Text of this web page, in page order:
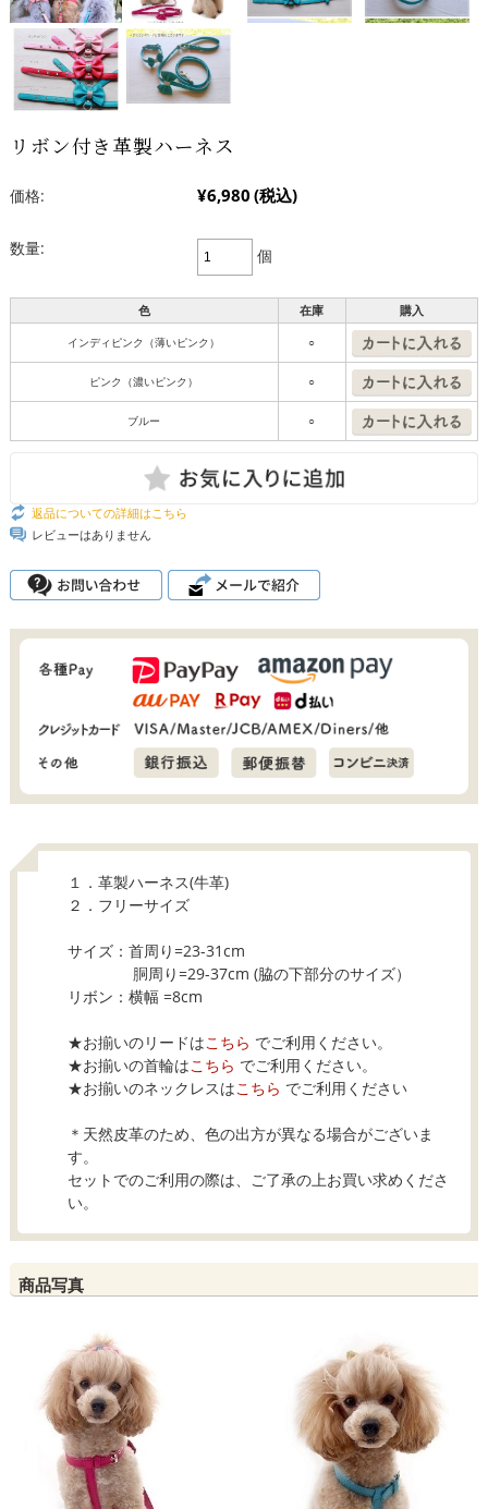
リボン付き革製ハーネス
価格: ¥6,980(税込)
数量: 個
色 在庫 購入
インディピンク（薄いピンク） ○
ピンク（濃いピンク） ○
ブルー ○
返品についての詳細はこちら
レビューはありません
１．革製ハーネス(牛革)
２．フリーサイズ
サイズ：首周り=23-31cm
胴周り=29-37cm (脇の下部分のサイズ）
リボン：横幅 =8cm
★お揃いのリードはこちら でご利用ください。
★お揃いの首輪はこちら でご利用ください。
★お揃いのネックレスはこちら でご利用ください
＊天然皮革のため、色の出方が異なる場合がございま
す。
セットでのご利用の際は、ご了承の上お買い求めくださ
い。
商品写真